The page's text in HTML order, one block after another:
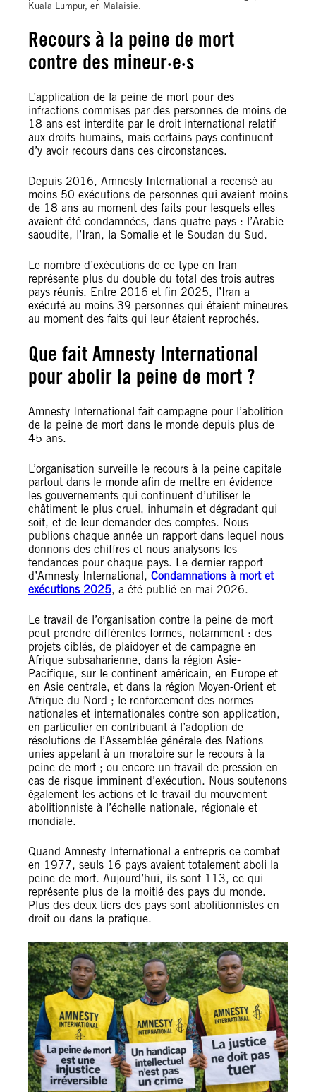
Kuala Lumpur, en Malaisie.
Recours à la peine de mort
contre des mineur·e·s
L’application de la peine de mort pour des
infractions commises par des personnes de moins de
18 ans est interdite par le droit international relatif
aux droits humains, mais certains pays continuent
d’y avoir recours dans ces circonstances.
Depuis 2016, Amnesty International a recensé au
moins 50 exécutions de personnes qui avaient moins
de 18 ans au moment des faits pour lesquels elles
avaient été condamnées, dans quatre pays : l’Arabie
saoudite, l’Iran, la Somalie et le Soudan du Sud.
Le nombre d’exécutions de ce type en Iran
représente plus du double du total des trois autres
pays réunis. Entre 2016 et fin 2025, l’Iran a
exécuté au moins 39 personnes qui étaient mineures
au moment des faits qui leur étaient reprochés.
Que fait Amnesty International
pour abolir la peine de mort ?
Amnesty International fait campagne pour l’abolition
de la peine de mort dans le monde depuis plus de
45 ans.
L’organisation surveille le recours à la peine capitale
partout dans le monde afin de mettre en évidence
les gouvernements qui continuent d’utiliser le
châtiment le plus cruel, inhumain et dégradant qui
soit, et de leur demander des comptes. Nous
publions chaque année un rapport dans lequel nous
donnons des chiffres et nous analysons les
tendances pour chaque pays. Le dernier rapport
d’Amnesty International, Condamnations à mort et
exécutions 2025, a été publié en mai 2026.
Le travail de l’organisation contre la peine de mort
peut prendre différentes formes, notamment : des
projets ciblés, de plaidoyer et de campagne en
Afrique subsaharienne, dans la région Asie-
Pacifique, sur le continent américain, en Europe et
en Asie centrale, et dans la région Moyen-Orient et
Afrique du Nord ; le renforcement des normes
nationales et internationales contre son application,
en particulier en contribuant à l’adoption de
résolutions de l’Assemblée générale des Nations
unies appelant à un moratoire sur le recours à la
peine de mort ; ou encore un travail de pression en
cas de risque imminent d’exécution. Nous soutenons
également les actions et le travail du mouvement
abolitionniste à l’échelle nationale, régionale et
mondiale.
Quand Amnesty International a entrepris ce combat
en 1977, seuls 16 pays avaient totalement aboli la
peine de mort. Aujourd’hui, ils sont 113, ce qui
représente plus de la moitié des pays du monde.
Plus des deux tiers des pays sont abolitionnistes en
droit ou dans la pratique.